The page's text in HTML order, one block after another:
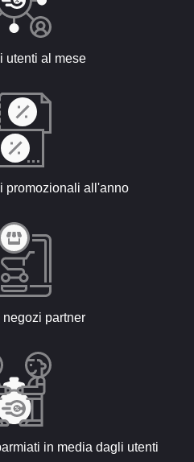
utenti al mese
promozionali all'anno
negozi partner
in media dagli utenti